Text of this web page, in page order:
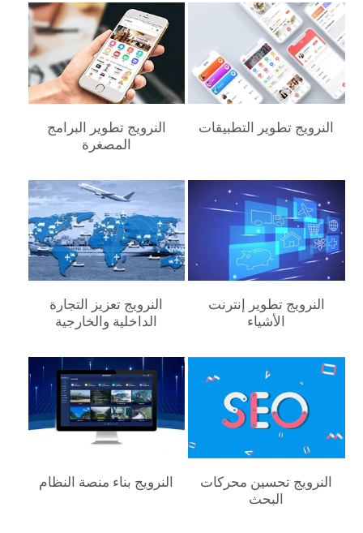
النرويج‎ تطوير التطبيقات
النرويج‎ تطوير البرامج
المصغرة
النرويج‎ تطوير إنترنت
الأشياء
النرويج‎ تعزيز التجارة
الداخلية والخارجية
النرويج‎ تحسين محركات
البحث
النرويج‎ بناء منصة النظام